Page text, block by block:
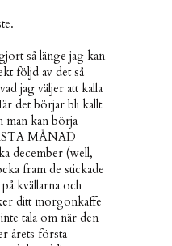
så länge jag kan
följd av det så
jag väljer att kalla
det börjar bli kallt
kan börja
MÅNAD
december (well,
fram de stickade
kvällarna och
ditt morgonkaffe
tala om när den
årets första